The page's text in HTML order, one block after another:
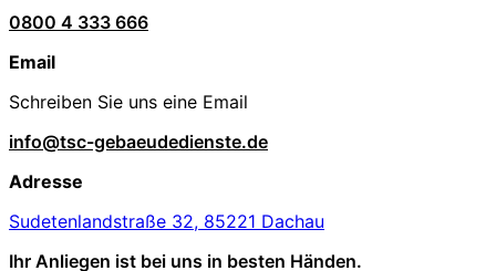
0800 4 333 666
Email
Schreiben Sie uns eine Email
info@tsc-gebaeudedienste.de
Adresse
Sudetenlandstraße 32, 85221 Dachau
Ihr Anliegen ist bei uns in besten Händen.